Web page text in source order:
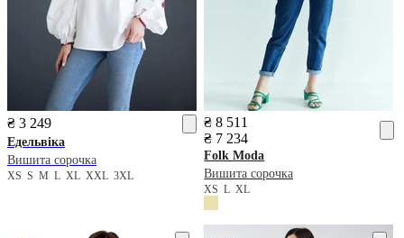
₴ 3 249
Едельвіка
Вишита сорочка
XS S M L XL XXL 3XL
₴ 8 511
₴ 7 234
Folk Moda
Вишита сорочка
XSLXL